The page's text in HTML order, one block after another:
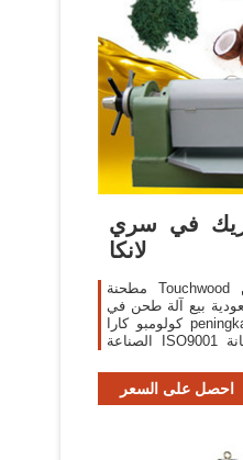
في سري
لانكا
مطحنة Touchwood في كولومبو سري لانكاطحن
بيع آلة طحن في
كولومبو كارا peningkatan kapasitas الكرة مطحنة
الصناعة ISO9001 شهادة ملموسة خلاط الخرسانة
احصل على السعر